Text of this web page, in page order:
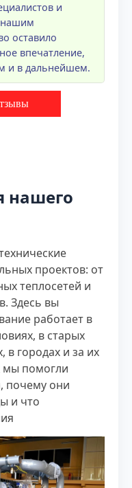
и
нашим
оставило
впечатление,
и в дальнейшем.
нашего
проектов: от
теплосетей и
Здесь вы
работает в
в старых
в городах и за их
мы помогли
почему они
и что